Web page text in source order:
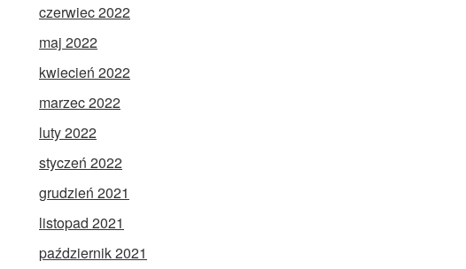
czerwiec 2022
maj 2022
kwiecień 2022
marzec 2022
luty 2022
styczeń 2022
grudzień 2021
listopad 2021
październik 2021